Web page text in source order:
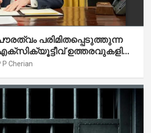
പരിമിതപ്പെടുത്തുന്ന
ഉത്തരവുകളിൽ
P Cherian